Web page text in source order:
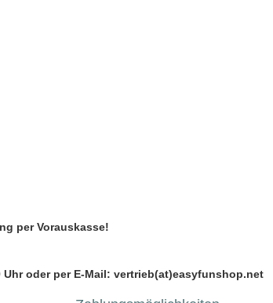
per Vorauskasse!
oder per E-Mail: vertrieb(at)easyfunshop.net